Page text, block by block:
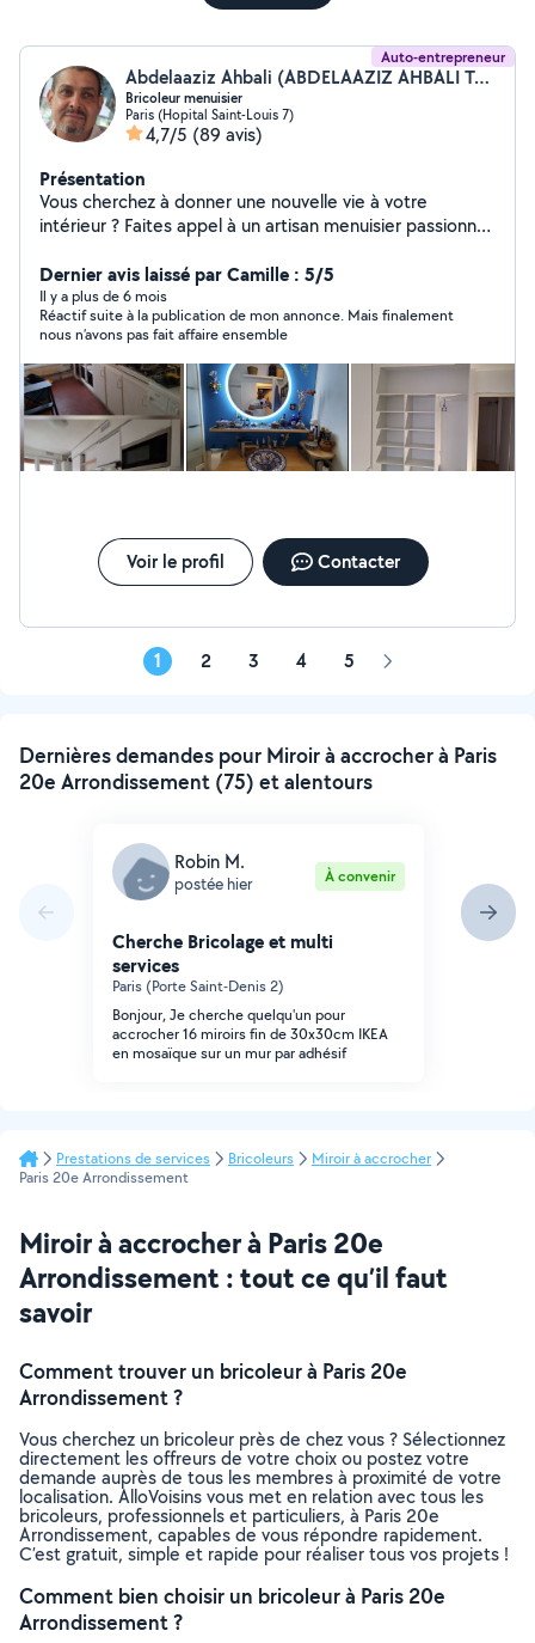
Auto-entrepreneur
Abdelaaziz Ahbali (ABDELAAZIZ AHBALI TOUT EN UN)
Bricoleur menuisier
Paris (Hopital Saint-Louis 7)
4,7/5 (89 avis)
Présentation
Vous cherchez à donner une nouvelle vie à votre
intérieur ? Faites appel à un artisan menuisier passionné,
un vrai touche-à-tout du bricolage, capable de répondre
à tous vos besoins en rénovation. Travaux de peinture,
revêtements sol (lino, carrelage, parquet) et
revêtements muraux. Parquet : pose, ponçage,
vitrification Montage meubles en kit et sur mesure (plan
de travail, cuisine) Remplacements des luminaires, pose
des tringles, fixations des étagères, des cadres...
Ponctuel, sérieux et appliqué. Expérience de plus de 30
ans, à votre écoute.
Dernier avis laissé par Camille : 5/5
Il y a plus de 6 mois
Réactif suite à la publication de mon annonce. Mais finalement
nous n’avons pas fait affaire ensemble
Voir le profil Contacter
1 2 3 4 5 Page
Dernières demandes pour Miroir à accrocher à Paris
20e Arrondissement (75) et alentours
Robin M.
postée hier À convenir
Cherche Bricolage et multi
services
Paris (Porte Saint-Denis 2)
Bonjour, Je cherche quelqu'un pour
accrocher 16 miroirs fin de 30x30cm IKEA
en mosaïque sur un mur par adhésif
Prestations de services Bricoleurs
Miroir à accrocher
Paris 20e Arrondissement
Miroir à accrocher à Paris 20e
Arrondissement : tout ce qu’il faut
savoir
Comment trouver un bricoleur à Paris 20e
Arrondissement ?
Vous cherchez un bricoleur près de chez vous ? Sélectionnez
directement les offreurs de votre choix ou postez votre
demande auprès de tous les membres à proximité de votre
localisation. AlloVoisins vous met en relation avec tous les
bricoleurs, professionnels et particuliers, à Paris 20e
Arrondissement, capables de vous répondre rapidement.
C’est gratuit, simple et rapide pour réaliser tous vos projets !
Comment bien choisir un bricoleur à Paris 20e
Arrondissement ?